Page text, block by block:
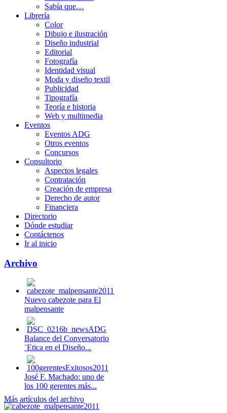
Sabía que…
Librería
Color
Dibujo e ilustración
Diseño industrial
Editorial
Fotografía
Identidad visual
Moda y diseño textil
Publicidad
Tipografía
Teoría e historia
Web y multimedia
Eventos
Eventos ADG
Otros eventos
Concursos
Consultorio
Aspectos legales
Contratación
Creación de empresa
Derecho de autor
Financiera
Directorio
Dónde estudiar
Contáctenos
Ir al inicio
Archivo
Nuevo cabezote para El
malpensante
Balance del Conversatorio
¨Etica en el Diseño...
José F. Machado: uno de
los 100 gerentes más...
Más artículos del archivo